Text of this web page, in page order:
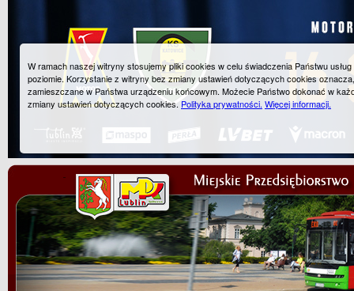
W ramach naszej witryny stosujemy pliki cookies w celu świadczenia Państwu
poziomie. Korzystanie z witryny bez zmiany ustawień dotyczących cookies
zamieszczane w Państwa urządzeniu końcowym. Możecie Państwo dokonać w
zmiany ustawień dotyczących cookies.Polityka prywatności. Więcej informacji.